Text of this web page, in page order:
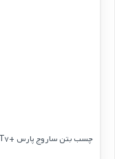
چسب بتن ساروج پارس +BT7 دبه 8 کیلویی